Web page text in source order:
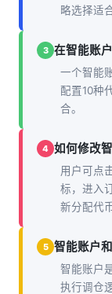
略选择适
3 在智能账
一个智能
配置10种
合。
4 如何修改
用户可点
标，进入
新分配代
5 智能账户
智能账户
执行调仓